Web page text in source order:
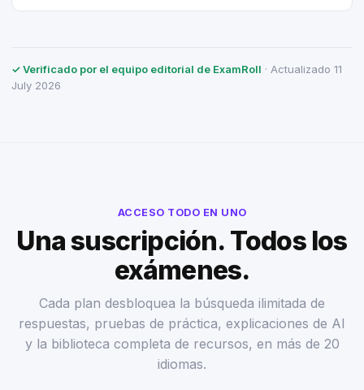
✓ Verificado por el equipo editorial de ExamRoll · Actualizado 11
July 2026
ACCESO TODO EN UNO
Una suscripción. Todos los
exámenes.
Cada plan desbloquea la búsqueda ilimitada de
respuestas, pruebas de práctica, explicaciones de AI
y la biblioteca completa de recursos, en más de 20
idiomas.